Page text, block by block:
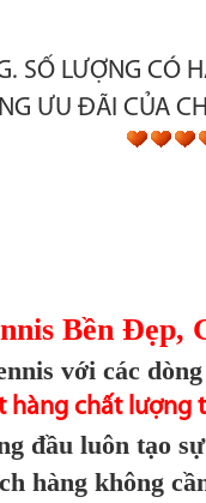
SỐ LƯỢNG CÓ
ƯU ĐÃI CỦA
Bền Đẹp,
với các
hàng chất lượng
đầu luôn tạo
hàng không